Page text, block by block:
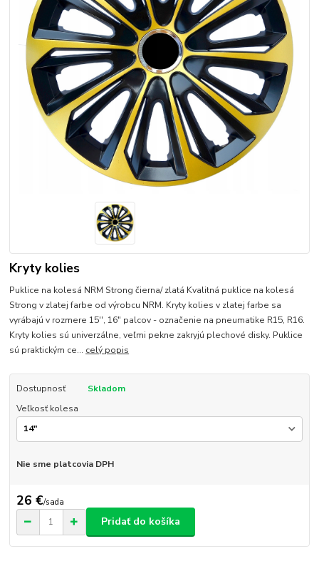
Kryty kolies
Puklice na kolesá NRM Strong čierna/ zlatá Kvalitná puklice na kolesá
Strong v zlatej farbe od výrobcu NRM. Kryty kolies v zlatej farbe sa
vyrábajú v rozmere 15'', 16" palcov - označenie na pneumatike R15, R16.
Kryty kolies sú univerzálne, veľmi pekne zakryjú plechové disky. Puklice
sú praktickým ce... celý popis
Dostupnosť
Skladom
Veľkosť kolesa
Nie sme platcovia DPH
26 €/sada
Pridať do košíka